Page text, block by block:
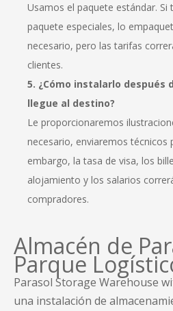
Usamos el paquete estándar. Si
paquete especiales, lo
necesario, pero las tarifas
clientes.
5. ¿Cómo instalarlo después
llegue al destino?
Le proporcionaremos
necesario, enviaremos técnicos
embargo, la tasa de visa, los
alojamiento y los salarios
compradores.
Almacén de
Parque
Parasol Storage Warehouse
una instalación de